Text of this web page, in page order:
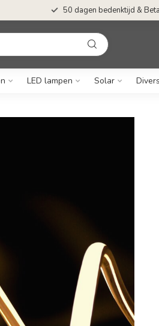
50 dagen bedenktijd &
LED lampen Solar